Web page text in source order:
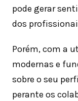
pode gerar
dos
Porém, com a
modernas e
sobre o seu
perante os